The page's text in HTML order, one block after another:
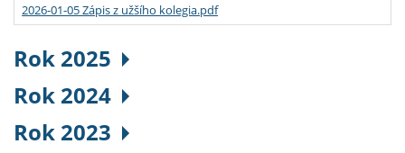
2026-01-05 Zápis z užšího kolegia.pdf
Rok 2025
Rok 2024
Rok 2023